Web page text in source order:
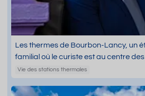
Les thermes de Bourbon-Lancy, un
familial où le curiste est au centre
Vie des stations thermales